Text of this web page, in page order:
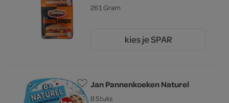
261 Gram
kies je SPAR
Jan Pannenkoeken Naturel
8 Stuks